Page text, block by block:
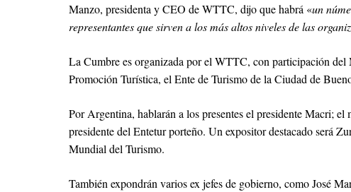
Manzo, presidenta y CEO de WTTC, dijo que habrá «un
representantes que sirven a los más altos niveles de las
La Cumbre es organizada por el WTTC, con participación
Promoción Turística, el Ente de Turismo de la Ciudad de
Por Argentina, hablarán a los presentes el presidente Macri;
presidente del Entetur porteño. Un expositor destacado será
Mundial del Turismo.
También expondrán varios ex jefes de gobierno, como José